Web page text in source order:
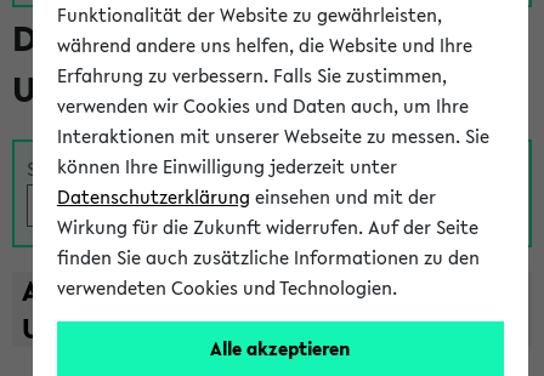
Das Lehrangebot der
Universität Bielefeld
Suche
A B C D E F G H I J K L M N O
U
V W X Y
Z
Funktionalität der Website zu gewährleisten,
während andere uns helfen, die Website und Ihre
Erfahrung zu verbessern. Falls Sie zustimmen,
verwenden wir Cookies und Daten auch, um Ihre
Interaktionen mit unserer Webseite zu messen. Sie
können Ihre Einwilligung jederzeit unter
Datenschutzerklärung einsehen und mit der
Wirkung für die Zukunft widerrufen. Auf der Seite
finden Sie auch zusätzliche Informationen zu den
verwendeten Cookies und Technologien.
Alle akzeptieren